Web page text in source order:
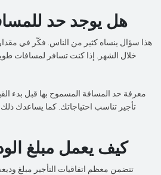
هل يوجد حد
هذا سؤال ينساه كثير من الناس. فكّر في مقدار
خلال الشهر. إذا كنت تسافر لمسافات
معرفة حد المسافة المسموح بها قبل بدء
تأجير تناسب احتياجاتك. كما يساعدك
كيف يعمل مبلغ
تتضمن معظم اتفاقيات التأجير مبلغ